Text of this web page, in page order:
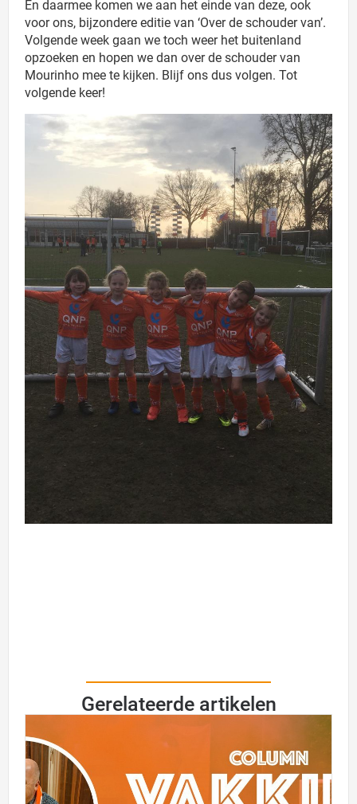
En daarmee komen we aan het einde van deze, ook
voor ons, bijzondere editie van ‘Over de schouder van’.
Volgende week gaan we toch weer het buitenland
opzoeken en hopen we dan over de schouder van
Mourinho mee te kijken. Blijf ons dus volgen. Tot
volgende keer!
Gerelateerde artikelen